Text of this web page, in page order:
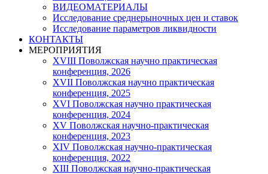
ВИДЕОМАТЕРИАЛЫ
Исследование среднерыночных цен и ставок
Исследование параметров ликвидности
КОНТАКТЫ
МЕРОПРИЯТИЯ
XVIII Поволжская научно практическая
конференция, 2026
XVII Поволжская научно практическая
конференция, 2025
XVI Поволжская научно практическая
конференция, 2024
ХV Поволжская научно-практическая
конференция, 2023
ХIV Поволжская научно-практическая
конференция, 2022
ХIII Поволжская научно-практическая